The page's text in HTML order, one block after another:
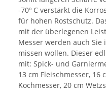
-70º C verstärkt die
für hohen Rostschutz.
mit der überlegenen
Messer werden auch
missen wollen. Dieser
mit: Spick- und
13 cm Fleischmesser, 16
Kochmesser, 20 cm